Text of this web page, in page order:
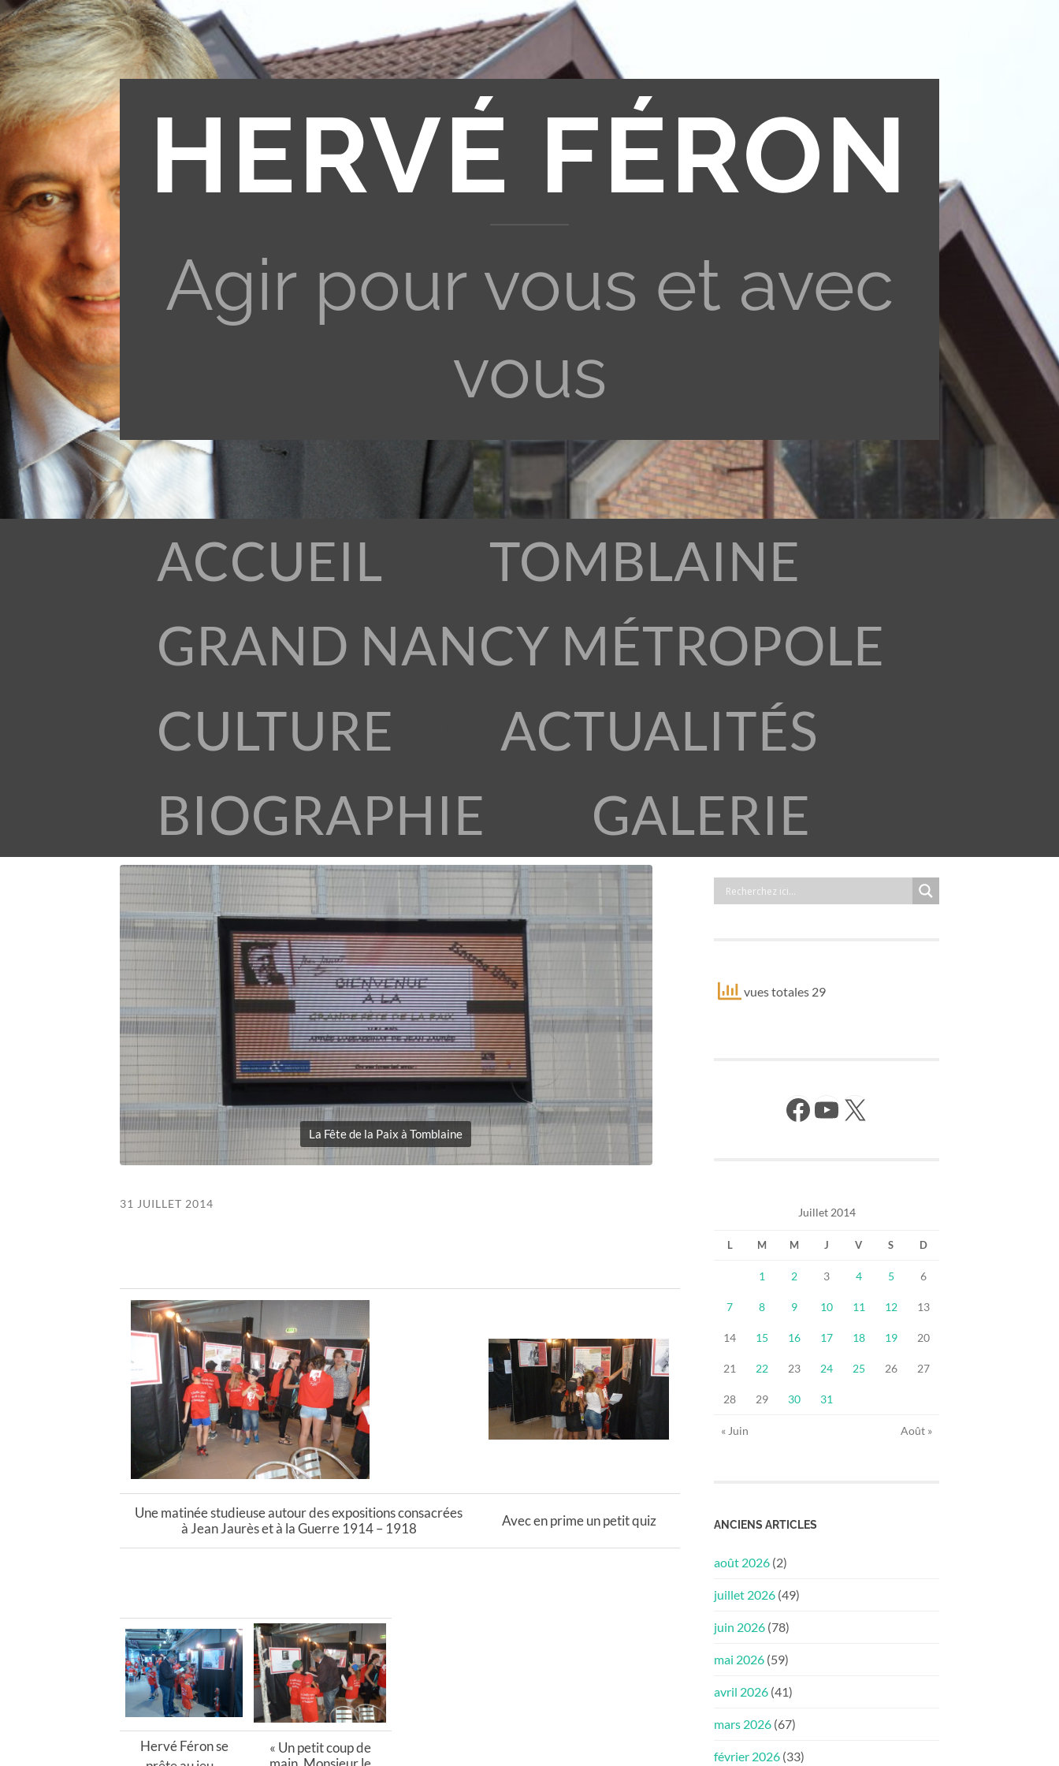
HERVÉ FÉRON
Agir pour vous et avec
vous
ACCUEIL
TOMBLAINE
GRAND NANCY MÉTROPOLE
CULTURE
ACTUALITÉS
BIOGRAPHIE
GALERIE
La Fête de la Paix à Tomblaine
31 JUILLET 2014
Une matinée studieuse autour des expositions consacrées
à Jean Jaurès et à la Guerre 1914 – 1918
Avec en prime un petit quiz
Hervé Féron se
« Un petit coup de
vues totales 29
Facebook YouTube X
Juillet 2014
L M M J V S D
1 2 3 4 5 6
7 8 9 10 11 12 13
14 15 16 17 18 19 20
21 22 23 24 25 26 27
28 29 30 31
« Juin Août »
ANCIENS ARTICLES
août 2026 (2)
juillet 2026 (49)
juin 2026 (78)
mai 2026 (59)
avril 2026 (41)
mars 2026 (67)
février 2026 (33)